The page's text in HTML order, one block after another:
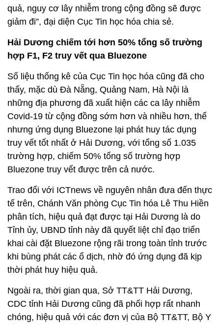
quả, nguy cơ lây nhiễm trong cộng đồng sẽ được
giảm đi”, đại diện Cục Tin học hóa chia sẻ.
Hải Dương chiếm tới hơn 50% tổng số trường
hợp F1, F2 truy vết qua Bluezone
Số liệu thống kê của Cục Tin học hóa cũng đã cho
thấy, mặc dù Đà Nẵng, Quảng Nam, Hà Nội là
những địa phương đã xuất hiện các ca lây nhiễm
Covid-19 từ cộng đồng sớm hơn và nhiều hơn, thế
nhưng ứng dụng Bluezone lại phát huy tác dụng
truy vết tốt nhất ở Hải Dương, với tổng số 1.035
trường hợp, chiếm 50% tổng số trường hợp
Bluezone truy vết được trên cả nước.
Trao đổi với ICTnews về nguyên nhân đưa đến thực
tế trên, Chánh Văn phòng Cục Tin hóa Lê Thu Hiền
phân tích, hiệu quả đạt được tại Hải Dương là do
Tỉnh ủy, UBND tỉnh này đã quyết liệt chỉ đạo triển
khai cài đặt Bluezone rộng rãi trong toàn tỉnh trước
khi bùng phát các ổ dịch, nhờ đó ứng dụng đã kịp
thời phát huy hiệu quả.
Ngoài ra, thời gian qua, Sở TT&TT Hải Dương,
CDC tỉnh Hải Dương cũng đã phối hợp rất nhanh
chóng, hiệu quả với các đơn vị của Bộ TT&TT, Bộ Y